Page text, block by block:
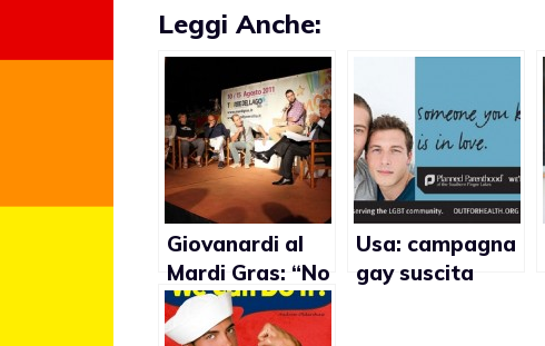
Leggi Anche:
Giovanardi al
Mardi Gras: “No
ai matrimoni
gay”
Usa: campagna
gay suscita